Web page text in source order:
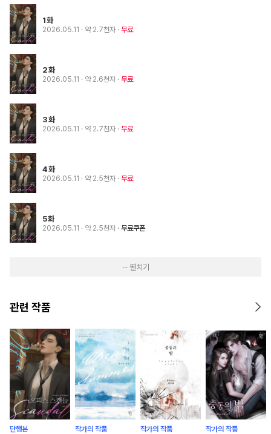
1화
2026.05.11 · 약 2.7천자 무료
2화
2026.05.11 · 약 2.6천자 무료
3화
2026.05.11 · 약 2.7천자 무료
4화
2026.05.11 · 약 2.5천자 무료
5화
2026.05.11 · 약 2.5천자 무료쿠폰
··· 펼치기
관련 작품
단행본 작가의 작품 작가의 작품 작가의 작품